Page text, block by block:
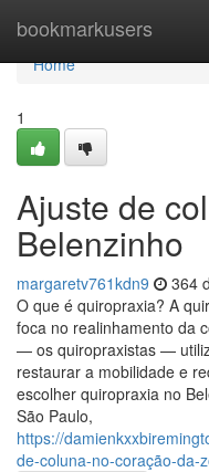
bookmarkusers
Home
Home
1
Ajuste de
Belenzinho
margaretv761kdn9 364
O que é quiropraxia? A
foca no realinhamento da
— os quiropraxistas —
restaurar a mobilidade e
escolher quiropraxia no
São Paulo,
https://
de-coluna-no-coração-da-